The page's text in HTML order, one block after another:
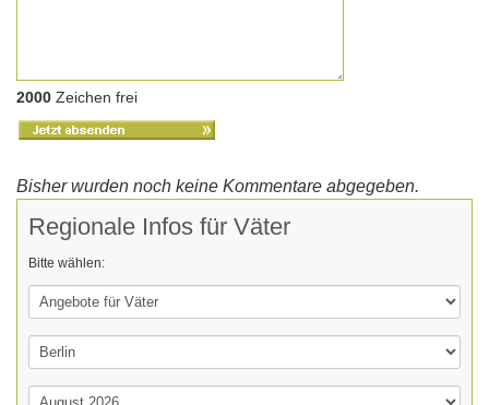
2000 Zeichen frei
Bisher wurden noch keine Kommentare abgegeben.
Regionale Infos für Väter
Bitte wählen: